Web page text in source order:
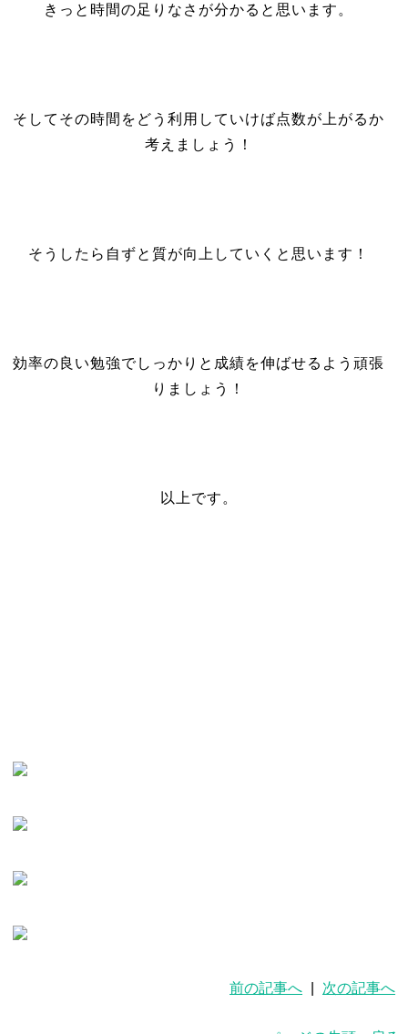
きっと時間の足りなさが分かると思います。
そしてその時間をどう利用していけば点数が上がるか
考えましょう！
そうしたら自ずと質が向上していくと思います！
効率の良い勉強でしっかりと成績を伸ばせるよう頑張
りましょう！
以上です。
前の記事へ 次の記事へ